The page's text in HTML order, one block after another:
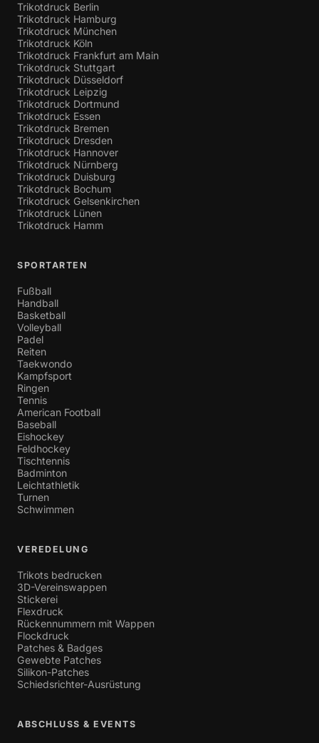
Trikotdruck Berlin
Trikotdruck Hamburg
Trikotdruck München
Trikotdruck Köln
Trikotdruck Frankfurt am Main
Trikotdruck Stuttgart
Trikotdruck Düsseldorf
Trikotdruck Leipzig
Trikotdruck Dortmund
Trikotdruck Essen
Trikotdruck Bremen
Trikotdruck Dresden
Trikotdruck Hannover
Trikotdruck Nürnberg
Trikotdruck Duisburg
Trikotdruck Bochum
Trikotdruck Gelsenkirchen
Trikotdruck Lünen
Trikotdruck Hamm
SPORTARTEN
Fußball
Handball
Basketball
Volleyball
Padel
Reiten
Taekwondo
Kampfsport
Ringen
Tennis
American Football
Baseball
Eishockey
Feldhockey
Tischtennis
Badminton
Leichtathletik
Turnen
Schwimmen
VEREDELUNG
Trikots bedrucken
3D-Vereinswappen
Stickerei
Flexdruck
Rückennummern mit Wappen
Flockdruck
Patches & Badges
Gewebte Patches
Silikon-Patches
Schiedsrichter-Ausrüstung
ABSCHLUSS & EVENTS